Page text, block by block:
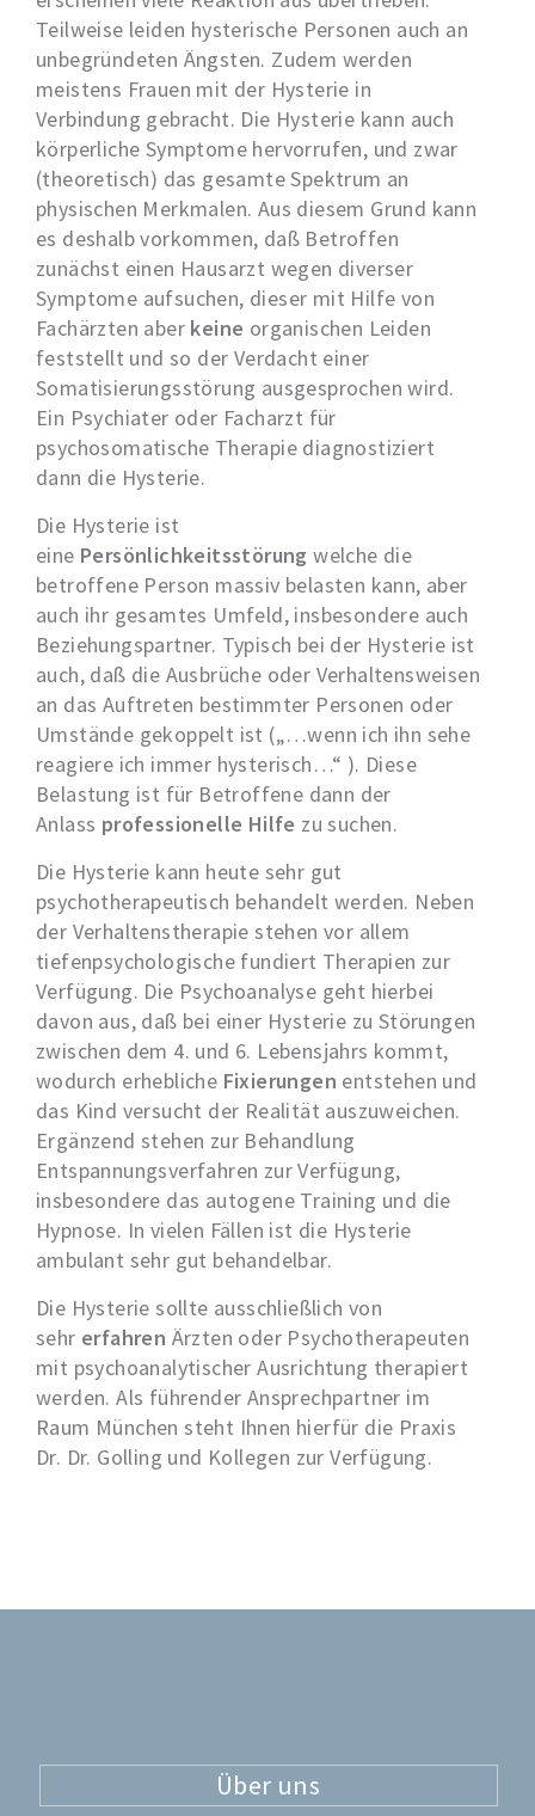
Teilweise leiden hysterische Personen auch an
unbegründeten Ängsten. Zudem werden
meistens Frauen mit der Hysterie in
Verbindung gebracht. Die Hysterie kann auch
körperliche Symptome hervorrufen, und zwar
(theoretisch) das gesamte Spektrum an
physischen Merkmalen. Aus diesem Grund kann
es deshalb vorkommen, daß Betroffen
zunächst einen Hausarzt wegen diverser
Symptome aufsuchen, dieser mit Hilfe von
Fachärzten aber keine organischen Leiden
feststellt und so der Verdacht einer
Somatisierungsstörung ausgesprochen wird.
Ein Psychiater oder Facharzt für
psychosomatische Therapie diagnostiziert
dann die Hysterie.
Die Hysterie ist
eine Persönlichkeitsstörung welche die
betroffene Person massiv belasten kann, aber
auch ihr gesamtes Umfeld, insbesondere auch
Beziehungspartner. Typisch bei der Hysterie ist
auch, daß die Ausbrüche oder Verhaltensweisen
an das Auftreten bestimmter Personen oder
Umstände gekoppelt ist („…wenn ich ihn sehe
reagiere ich immer hysterisch…“ ). Diese
Belastung ist für Betroffene dann der
Anlass professionelle Hilfe zu suchen.
Die Hysterie kann heute sehr gut
psychotherapeutisch behandelt werden. Neben
der Verhaltenstherapie stehen vor allem
tiefenpsychologische fundiert Therapien zur
Verfügung. Die Psychoanalyse geht hierbei
davon aus, daß bei einer Hysterie zu Störungen
zwischen dem 4. und 6. Lebensjahrs kommt,
wodurch erhebliche Fixierungen entstehen und
das Kind versucht der Realität auszuweichen.
Ergänzend stehen zur Behandlung
Entspannungsverfahren zur Verfügung,
insbesondere das autogene Training und die
Hypnose. In vielen Fällen ist die Hysterie
ambulant sehr gut behandelbar.
Die Hysterie sollte ausschließlich von
sehr erfahren Ärzten oder Psychotherapeuten
mit psychoanalytischer Ausrichtung therapiert
werden. Als führender Ansprechpartner im
Raum München steht Ihnen hierfür die Praxis
Dr. Dr. Golling und Kollegen zur Verfügung.
Über uns